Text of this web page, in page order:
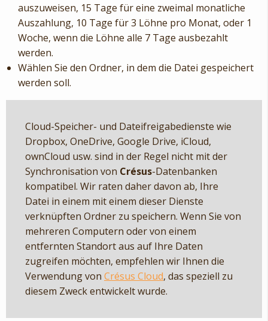
auszuweisen, 15 Tage für eine zweimal monatliche
Auszahlung, 10 Tage für 3 Löhne pro Monat, oder 1
Woche, wenn die Löhne alle 7 Tage ausbezahlt
werden.
Wählen Sie den Ordner, in dem die Datei gespeichert
werden soll.
Cloud-Speicher- und Dateifreigabedienste wie
Dropbox, OneDrive, Google Drive, iCloud,
ownCloud usw. sind in der Regel nicht mit der
Synchronisation von Crésus-Datenbanken
kompatibel. Wir raten daher davon ab, Ihre
Datei in einem mit einem dieser Dienste
verknüpften Ordner zu speichern. Wenn Sie von
mehreren Computern oder von einem
entfernten Standort aus auf Ihre Daten
zugreifen möchten, empfehlen wir Ihnen die
Verwendung von Crésus Cloud, das speziell zu
diesem Zweck entwickelt wurde.